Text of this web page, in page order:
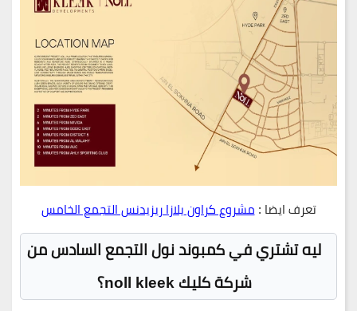
تعرف ايضا :مشروع كراون يلازا ريزيدنس التجمع الخامس
ليه تشتري في كمبوند نول التجمع السادس من
شركة كليك noll kleek؟